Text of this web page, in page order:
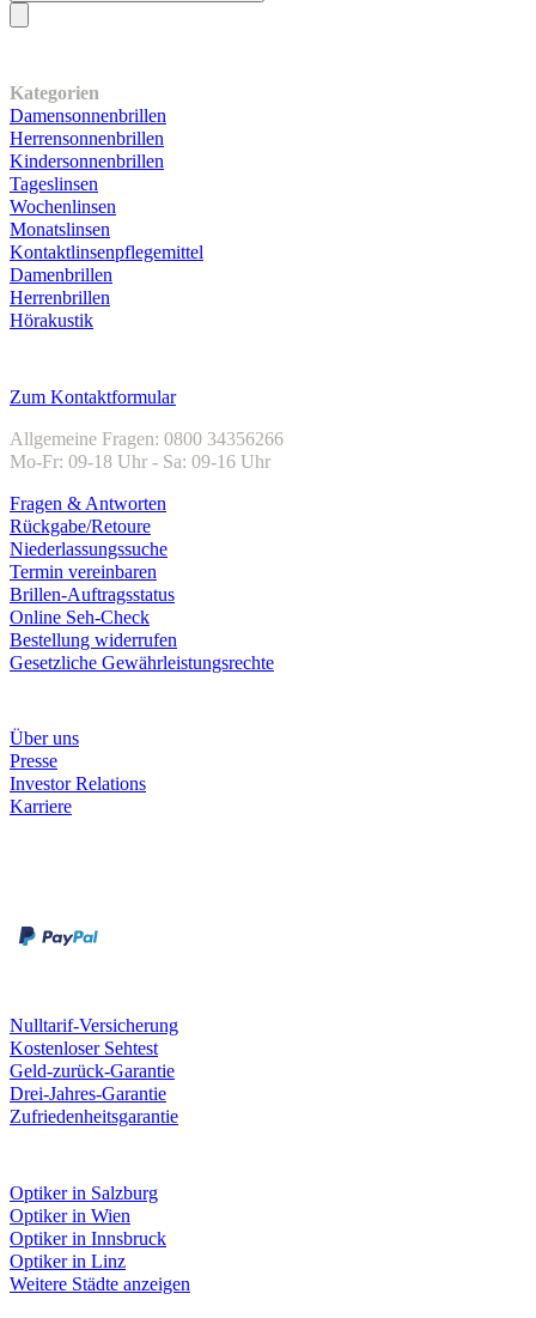
Kategorien
Damensonnenbrillen
Herrensonnenbrillen
Kindersonnenbrillen
Tageslinsen
Wochenlinsen
Monatslinsen
Kontaktlinsenpflegemittel
Damenbrillen
Herrenbrillen
Hörakustik
Zum Kontaktformular
Allgemeine Fragen: 0800 34356266
Mo-Fr: 09-18 Uhr - Sa: 09-16 Uhr
Fragen & Antworten
Rückgabe/Retoure
Niederlassungssuche
Termin vereinbaren
Brillen-Auftragsstatus
Online Seh-Check
Bestellung widerrufen
Gesetzliche Gewährleistungsrechte
Über uns
Presse
Investor Relations
Karriere
Nulltarif-Versicherung
Kostenloser Sehtest
Geld-zurück-Garantie
Drei-Jahres-Garantie
Zufriedenheitsgarantie
Optiker in Salzburg
Optiker in Wien
Optiker in Innsbruck
Optiker in Linz
Weitere Städte anzeigen